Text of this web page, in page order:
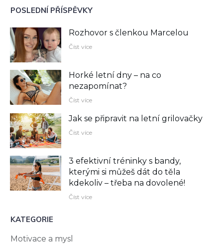
POSLEDNÍ PŘÍSPĚVKY
Rozhovor s členkou Marcelou
Číst více
Horké letní dny – na co
nezapomínat?
Číst více
Jak se připravit na letní grilovačky
Číst více
3 efektivní tréninky s bandy,
kterými si můžeš dát do těla
kdekoliv –⁠ třeba na dovolené!
Číst více
KATEGORIE
Motivace a mysl